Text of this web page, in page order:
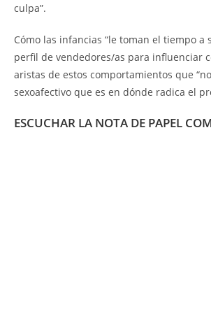
culpa”.
Cómo las infancias “le toman el tiempo a
perfil de vendedores/as para influenciar
aristas de estos comportamientos que
sexoafectivo que es en dónde radica el
ESCUCHAR LA NOTA DE PAPEL